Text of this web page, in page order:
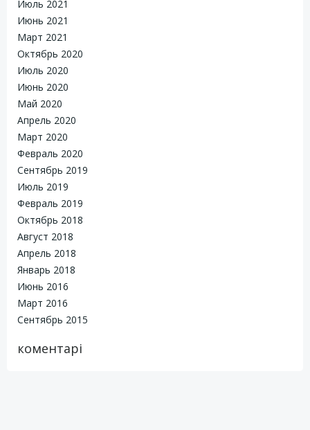
Июль 2021
Июнь 2021
Март 2021
Октябрь 2020
Июль 2020
Июнь 2020
Май 2020
Апрель 2020
Март 2020
Февраль 2020
Сентябрь 2019
Июль 2019
Февраль 2019
Октябрь 2018
Август 2018
Апрель 2018
Январь 2018
Июнь 2016
Март 2016
Сентябрь 2015
коментарі